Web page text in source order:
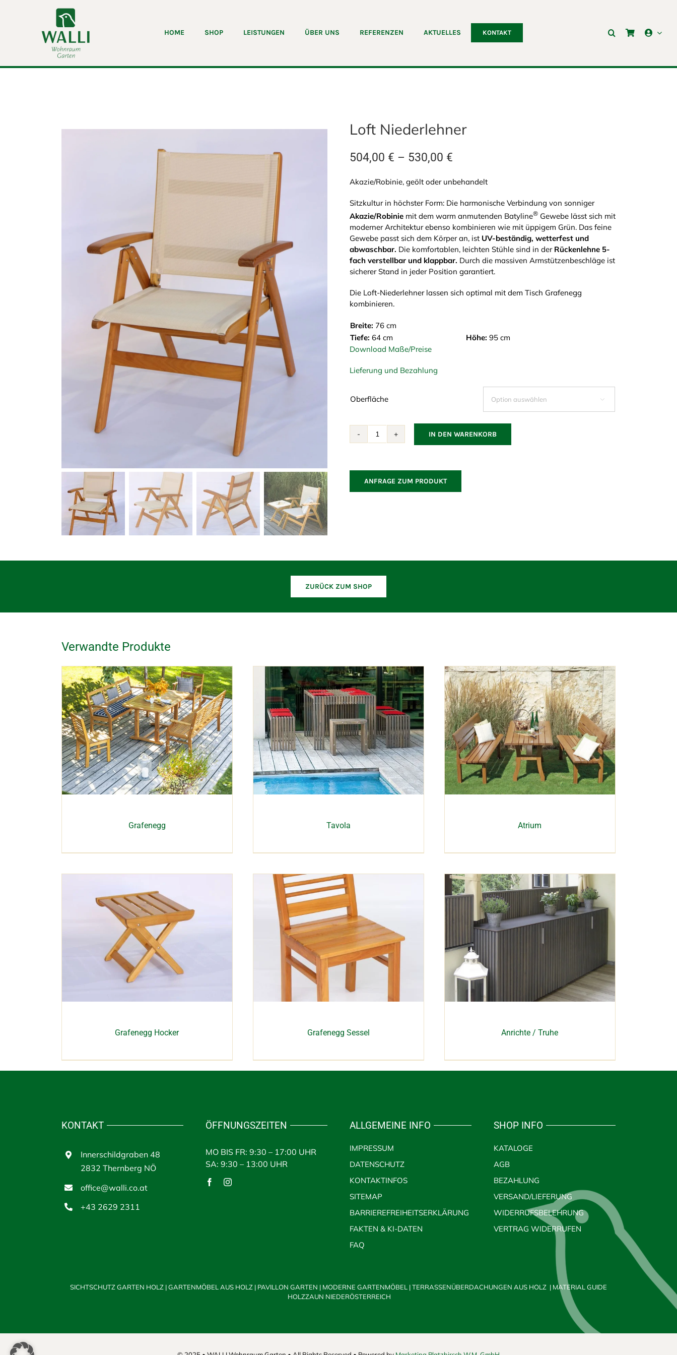
HOME SHOP LEISTUNGEN ÜBER UNS REFERENZEN AKTUELLES KONTAKT
Loft Niederlehner
504,00 € – 530,00 €
Akazie/Robinie, geölt oder unbehandelt
Sitzkultur in höchster Form: Die harmonische Verbindung von sonniger
Akazie/Robiniemit dem warm anmutenden Batyline®Gewebe lässt sich mit
moderner Architektur ebenso kombinieren wie mit üppigem Grün. Das feine
Gewebe passt sich dem Körper an, ist UV-beständig, wetterfest und
abwaschbar. Die komfortablen, leichten Stühle sind in der Rückenlehne 5-
fach verstellbar und klappbar. Durch die massiven Armstützenbeschläge ist
sicherer Stand in jeder Position garantiert.
Die Loft-Niederlehner lassen sich optimal mit dem Tisch Grafenegg
kombinieren.
Breite: 76 cm
Tiefe: 64 cm Höhe: 95 cm
Download Maße/Preise
Lieferung und Bezahlung
Oberfläche 
Loft
IN DEN WARENKORB
ANFRAGE ZUM PRODUKT
ZURÜCK ZUM SHOP
Verwandte Produkte
Grafenegg Tavola Atrium
Grafenegg Hocker Grafenegg Sessel Anrichte / Truhe
KONTAKT
Innerschildgraben 48
2832 Thernberg NÖ
office@walli.co.at
+43 2629 2311
ÖFFNUNGSZEITEN
MO BIS FR: 9:30 – 17:00 UHR
SA: 9:30 – 13:00 UHR
ALLGEMEINE INFO
IMPRESSUM
DATENSCHUTZ
KONTAKTINFOS
SITEMAP
BARRIEREFREIHEITSERKLÄRUNG
FAKTEN & KI-DATEN
FAQ
SHOP INFO
KATALOGE
AGB
BEZAHLUNG
VERSAND/LIEFERUNG
WIDERRUFSBELEHRUNG
VERTRAG WIDERRUFEN
SICHTSCHUTZ GARTEN HOLZ |GARTENMÖBEL AUS HOLZ | PAVILLON GARTEN | MODERNE GARTENMÖBEL |TERRASSENÜBERDACHUNGEN AUS HOLZ | MATERIAL GUIDE
HOLZZAUN NIEDERÖSTERREICH